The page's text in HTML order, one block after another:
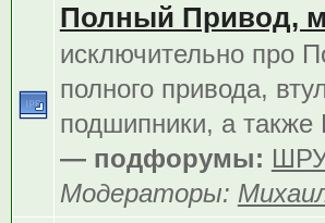
Полный Привод,
исключительно про
полного привода,
подшипники, а
— подфорумы:
Модераторы: